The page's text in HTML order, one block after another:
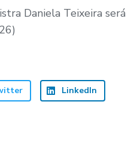
Daniela Teixeira será
LinkedIn